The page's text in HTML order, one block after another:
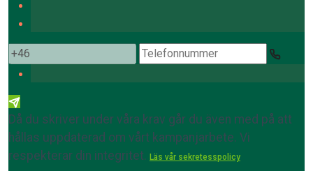
Då du skriver under våra krav går du även med på att
hållas uppdaterad om vårt kampanjarbete. Vi
respekterar din integritet. Läs vår sekretesspolicy